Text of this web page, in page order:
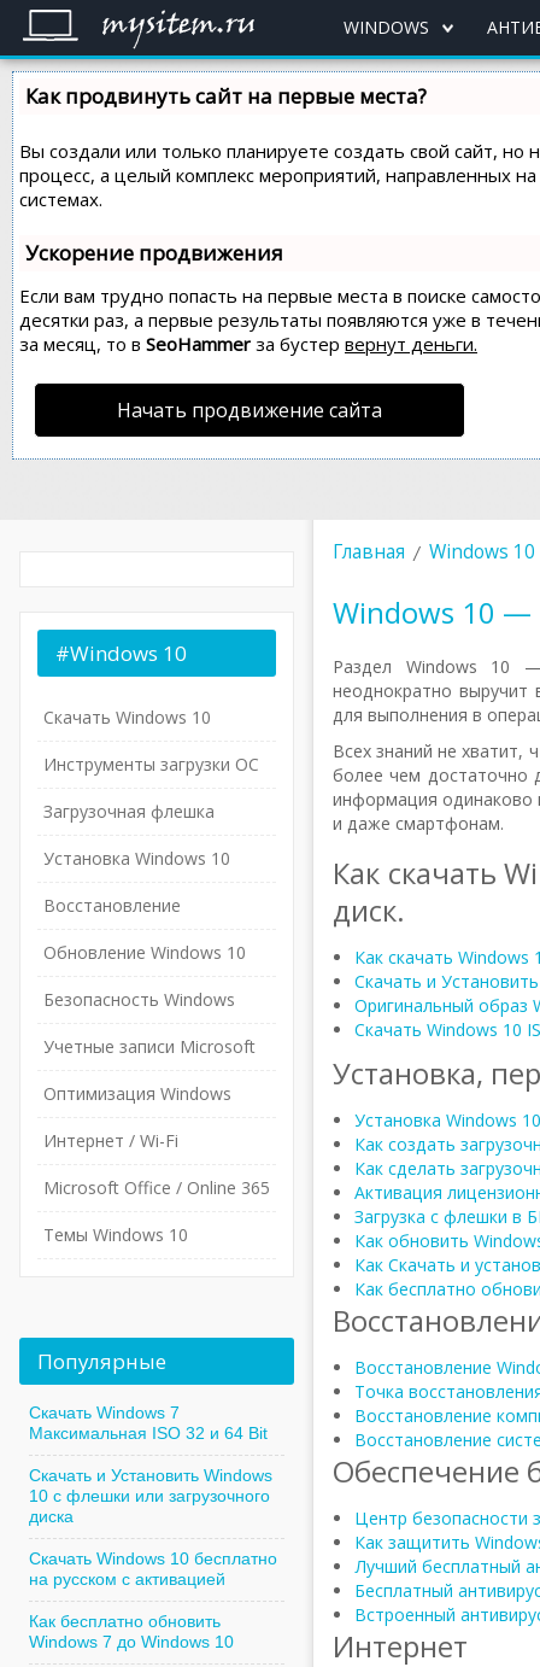
WINDOWS
Как продвинуть сайт на первые места?
Вы создали или только планируете создать свой сайт,
процесс, а целый комплекс мероприятий, направленных
системах.
Ускорение продвижения
Если вам трудно попасть на первые места в поиске
десятки раз, а первые результаты появляются уже в
за месяц, то в SeoHammer за бустер вернут деньги.
Начать продвижение сайта
Главная Windows 10
Windows 10 —
Раздел Windows 10
неоднократно выручит
для выполнения в
Всех знаний не хватит,
более чем достаточно
информация одинаково
и даже смартфонам.
Как скачать
диск.
Как скачать
Скачать и
Оригинальный образ
Скачать Windows 10
Установка,
Установка Windows
Как создать
Как сделать
Активация
Загрузка с флешки в
Как обновить
Как Скачать и
Как бесплатно
Восстановление
Точка
Восстановление
Восстановление
Обеспечение
Центр безопасности
Как защитить
Лучший бесплатный
Бесплатный
Встроенный
Интернет
#Windows 10
Скачать Windows 10
Инструменты загрузки ОС
Загрузочная флешка
Установка Windows 10
Восстановление
Обновление Windows 10
Безопасность Windows
Учетные записи Microsoft
Оптимизация Windows
Интернет / Wi-Fi
Microsoft Office / Online 365
Темы Windows 10
Популярные
Скачать Windows 7
Максимальная ISO 32 и 64 Bit
Скачать и Установить Windows
10 с флешки или загрузочного
диска
Скачать Windows 10 бесплатно
на русском с активацией
Как бесплатно обновить
Windows 7 до Windows 10